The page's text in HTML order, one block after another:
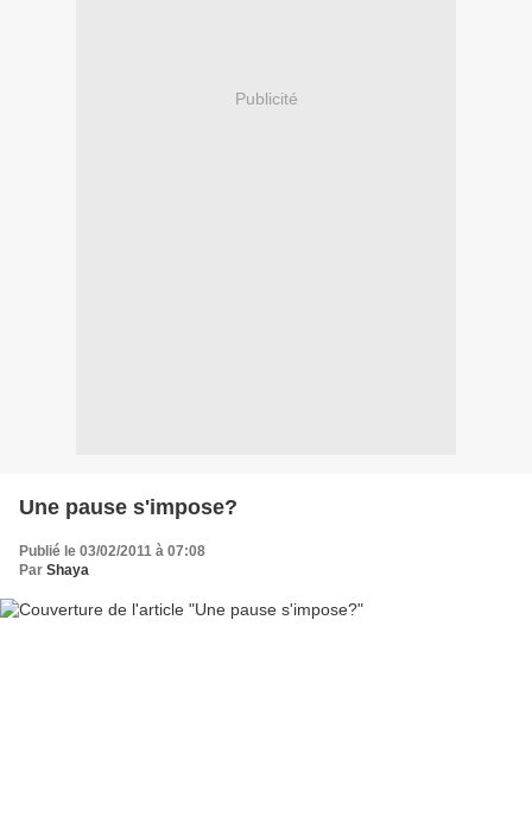
Publicité
Une pause s'impose?
Publié le 03/02/2011 à 07:08
Par Shaya